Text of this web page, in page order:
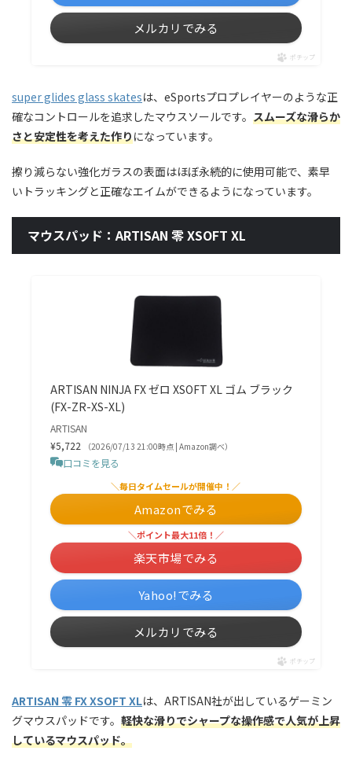
メルカリでみる
ポチップ
super glides glass skatesは、eSportsプロプレイヤーのような正
確なコントロールを追求したマウスソールです。 スムーズな滑らか
さと安定性を考えた作りになっています。
擦り減らない強化ガラスの表面はほぼ永続的に使用可能で、素早
いトラッキングと正確なエイムができるようになっています。
マウスパッド：ARTISAN 零 XSOFT XL
ARTISAN NINJA FX ゼロ XSOFT XL ゴム ブラック
(FX-ZR-XS-XL)
ARTISAN
¥5,722
（2026/07/13 21:00時点 | Amazon調べ）
口コミを見る
＼毎日タイムセールが開催中！／
Amazonでみる
＼ポイント最大11倍！／
楽天市場でみる
Yahoo!でみる
メルカリでみる
ポチップ
ARTISAN 零 FX XSOFT XLは、ARTISAN社が出しているゲーミン
グマウスパッドです。 軽快な滑りでシャープな操作感で人気が上昇
しているマウスパッド。